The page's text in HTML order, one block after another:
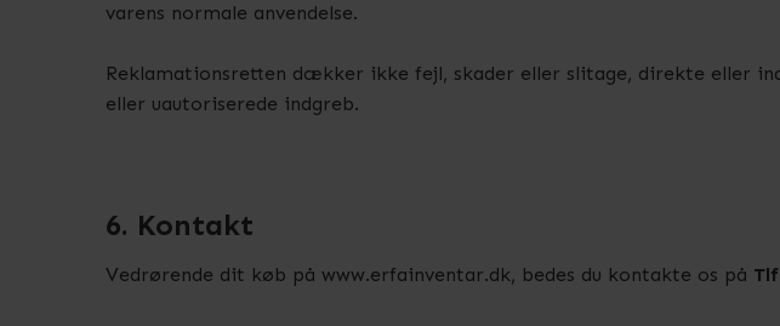
varens normale anvendelse.
Reklamationsretten dækker ikke fejl, skader eller slitage, direkte eller
eller uautoriserede indgreb.
6. Kontakt
Vedrørende dit køb på www.erfainventar.dk, bedes du kontakte os på